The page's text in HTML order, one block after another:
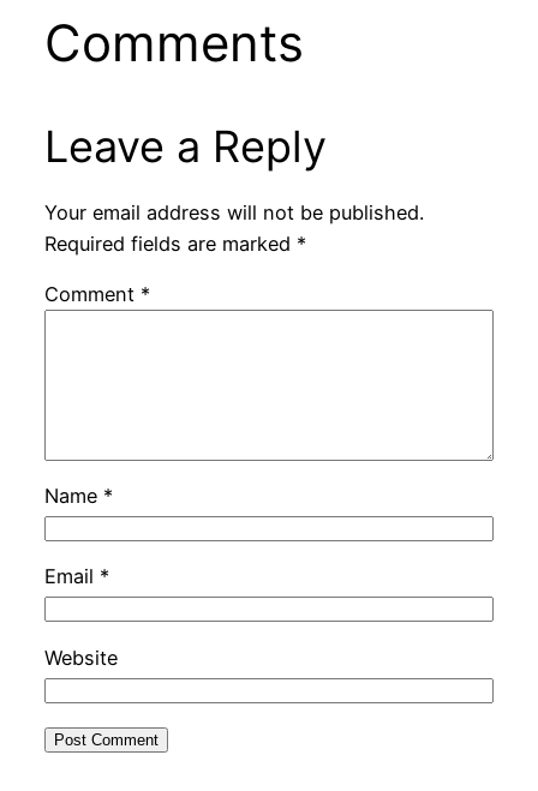
Comments
Leave a Reply
Your email address will not be published.
Required fields are marked *
Comment *
Name *
Email *
Website